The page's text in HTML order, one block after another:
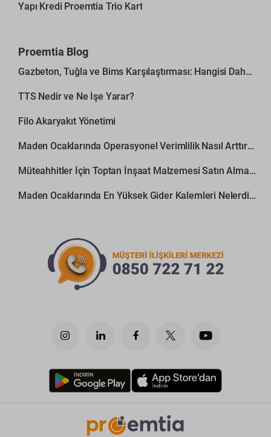
Yapı Kredi Proemtia Trio Kart
Proemtia Blog
Gazbeton, Tuğla ve Bims Karşılaştırması: Hangisi Daha Avantajlı?
TTS Nedir ve Ne İşe Yarar?
Filo Akaryakıt Yönetimi
Maden Ocaklarında Operasyonel Verimlilik Nasıl Arttırılır?
Müteahhitler İçin Toptan İnşaat Malzemesi Satın Alma Rehberi
Maden Ocaklarında En Yüksek Gider Kalemleri Nelerdir?